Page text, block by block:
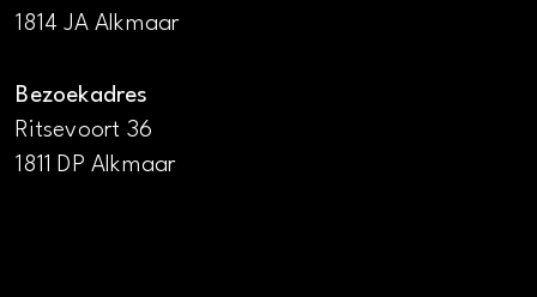
1814 JA Alkmaar
Bezoekadres
Ritsevoort 36
1811 DP Alkmaar